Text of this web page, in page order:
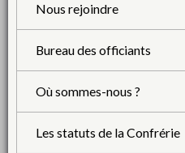
Nous rejoindre
Bureau des officiants
Où sommes-nous ?
Les statuts de la Confrérie